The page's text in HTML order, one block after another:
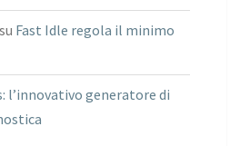
su Fast Idle regola il minimo
l’innovativo generatore di